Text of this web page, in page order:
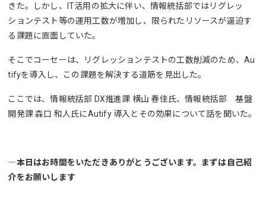
きた。しかし、IT活用の拡大に伴い、情報統括部ではリグレッ
ションテスト等の運用工数が増加し、限られたリソースが逼迫す
る課題に直面していた。
そこでコーセーは、リグレッションテストの工数削減のため、Au
tifyを導入し、この課題を解決する道筋を見出した。
ここでは、情報統括部 DX推進課 横山 春佳氏、情報統括部 基盤
開発課 森口 和人氏にAutify 導入とその効果について話を聞いた。
―本日はお時間をいただきありがとうございます。まずは自己紹
介をお願いします